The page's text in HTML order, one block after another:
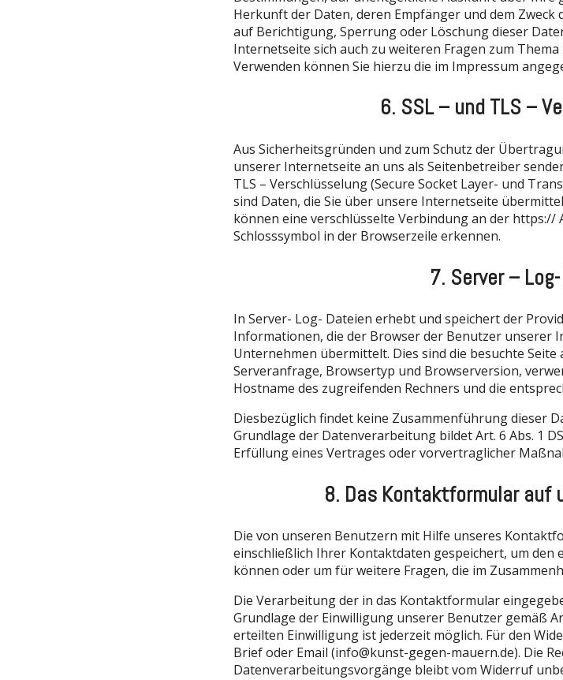
Herkunft der Daten, deren Empfänger und dem
auf Berichtigung, Sperrung oder Löschung dieser
Internetseite sich auch zu weiteren Fragen zum
Verwenden können Sie hierzu die im Impressum
6. SSL – und TLS –
Aus Sicherheitsgründen und zum Schutz der
unserer Internetseite an uns als Seitenbetreiber
TLS – Verschlüsselung (Secure Socket Layer- und
sind Daten, die Sie über unsere Internetseite
können eine verschlüsselte Verbindung an der https://
Schlosssymbol in der Browserzeile erkennen.
7. Server –
In Server- Log- Dateien erhebt und speichert der
Informationen, die der Browser der Benutzer unserer
Unternehmen übermittelt. Dies sind die besuchte
Serveranfrage, Browsertyp und Browserversion,
Hostname des zugreifenden Rechners und die
Diesbezüglich findet keine Zusammenführung dieser
Grundlage der Datenverarbeitung bildet Art. 6 Abs. 1
Erfüllung eines Vertrages oder vorvertraglicher
8. Das Kontaktformular
Die von unseren Benutzern mit Hilfe unseres
einschließlich Ihrer Kontaktdaten gespeichert, um den
können oder um für weitere Fragen, die im
Die Verarbeitung der in das Kontaktformular
Grundlage der Einwilligung unserer Benutzer gemäß
erteilten Einwilligung ist jederzeit möglich. Für den
Brief oder Email (info@kunst-gegen-mauern.de). Die
Datenverarbeitungsvorgänge bleibt vom Widerruf